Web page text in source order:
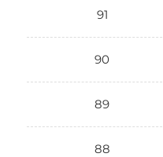
91
90
89
88